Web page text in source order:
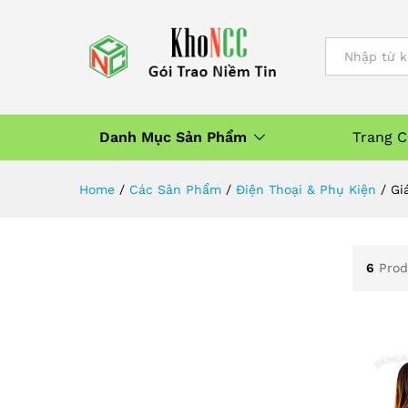
Danh Mục Sản Phẩm Trang
Home / Các Sản Phẩm / Điện Thoại & Phụ Kiện /
6